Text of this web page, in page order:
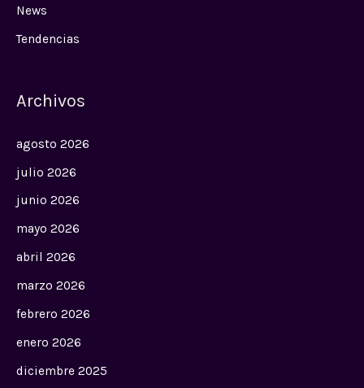
News
Tendencias
Archivos
agosto 2026
julio 2026
junio 2026
mayo 2026
abril 2026
marzo 2026
febrero 2026
enero 2026
diciembre 2025